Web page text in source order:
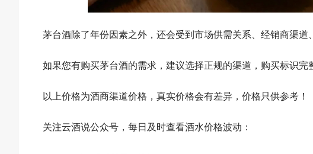
茅台酒除了年份因素之外，还会受到市场供需关系、经销商渠道
如果您有购买茅台酒的需求，建议选择正规的渠道，购买标识完
以上价格为酒商渠道价格，真实价格会有差异，价格只供参考！
关注云酒说公众号，每日及时查看酒水价格波动：